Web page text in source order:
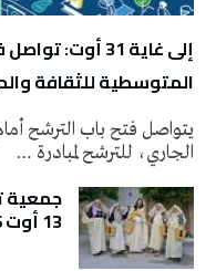
إلى غاية 31
المتوسطية للثقافة والحوار
الجاري، للترشح لمبادرة …
جمعية
13 أوت 2026